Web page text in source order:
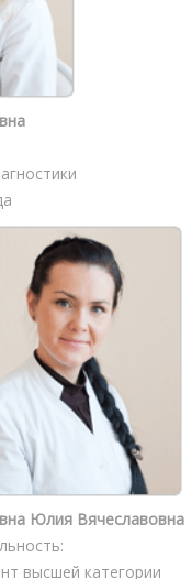
Юлия Вячеславовна
высшей категории